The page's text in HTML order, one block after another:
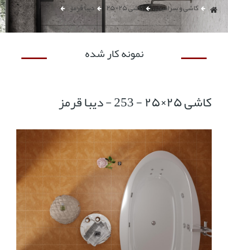
کاشی و سرامیک کاشی ۲۵×۲۵ دیبا قرمز
نمونه کار شده
کاشی ۲۵×۲۵ - 253 - دیبا قرمز